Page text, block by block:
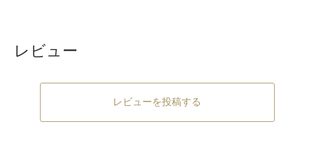
レビュー
レビューを投稿する